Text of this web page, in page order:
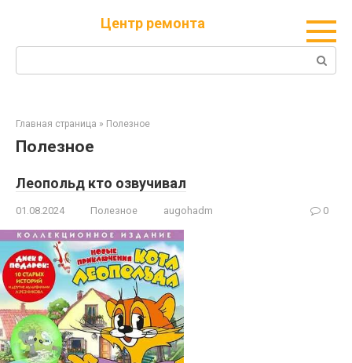
Центр ремонта
Поиск:
Главная страница » Полезное
Полезное
Леопольд кто озвучивал
01.08.2024 Полезное augohadm 0